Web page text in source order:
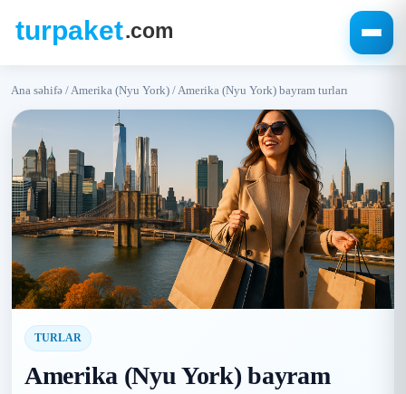
Ana səhifə /Amerika (Nyu York) /Amerika (Nyu York) bayram turları
TURLAR
Amerika (Nyu York) bayram